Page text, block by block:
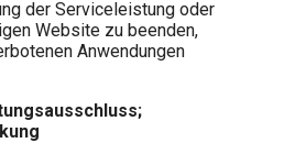
der Serviceleistung oder
Website zu beenden,
Anwendungen